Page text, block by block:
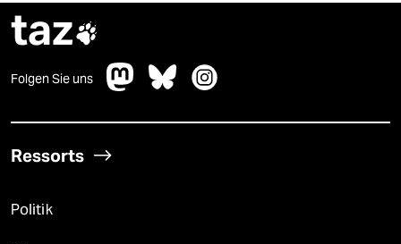
taz
Folgen Sie uns
Ressorts
Politik